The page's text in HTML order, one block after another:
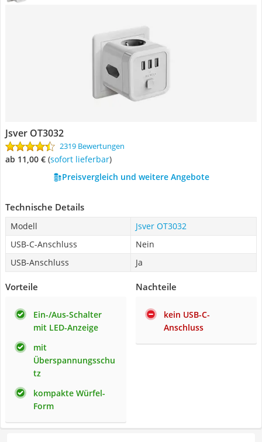
Jsver OT3032
2319 Bewertungen
ab 11,00 € ( Sofort lieferbar)
Preisvergleich und weitere Angebote
Technische Details
Modell
Jsver OT3032
USB-C-Anschluss
Nein
USB-Anschluss
Ja
Vorteile
Ein-/Aus-Schalter
mit LED-Anzeige
mit
Überspannungsschu
tz
kompakte Würfel-
Form
Nachteile
kein USB-C-
Anschluss